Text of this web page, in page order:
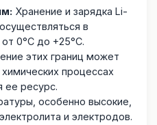
Хранение и зарядка Li-
в
0°C до +25°C.
этих границ может
химических процессах
ее ресурс.
особенно высокие,
и электродов.